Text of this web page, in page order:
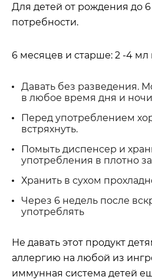
Для детей от рождения до
потребности.
6 месяцев и старше: 2 -4 мл
Давать без разведения.
в любое время дня и
Перед употреблением
встряхнуть.
Помыть диспенсер и
употребления в плотно
Хранить в сухом
Через 6 недель после
употреблять
Не давать этот продукт
аллергию на любой из
иммунная система детей